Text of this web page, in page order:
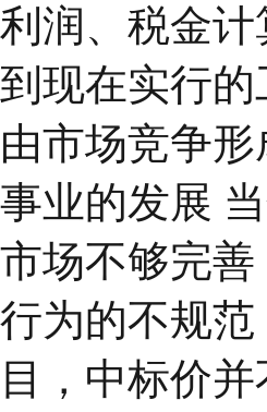
润、税金
现在实行
市场竞争
业的发展
场不够完
为的不规
，中标价